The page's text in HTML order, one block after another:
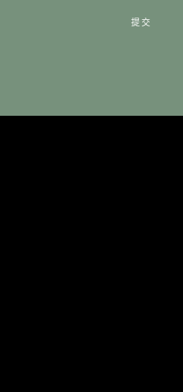
提交